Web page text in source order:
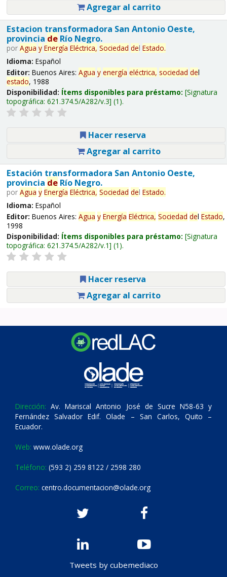
Agregar al carrito
Estacion transformadora San Antonio Oeste,
provincia deRío Negro.
por Agua y Energía Eléctrica, Sociedad del Estado.
Idioma: Español
Editor: Buenos Aires: Agua y energía eléctrica, sociedad del
estado, 1988
Disponibilidad: Ítems disponibles para préstamo: Signatura
topográfica: 621.374.5/A282/v.3 (1).
Hacer reserva
Agregar al carrito
Estación transformadora San Antonio Oeste,
provincia deRío Negro.
por Agua y Energía Eléctrica, Sociedad del Estado.
Idioma: Español
Editor: Buenos Aires: Agua y Energía Eléctrica, Sociedad del Estado,
1998
Disponibilidad: Ítems disponibles para préstamo: Signatura
topográfica: 621.374.5/A282/v.1 (1).
Hacer reserva
Agregar al carrito
Dirección: Av. Mariscal Antonio José de Sucre N58-63 y
Fernández Salvador Edif. Olade – San Carlos, Quito –
Ecuador.
Web: www.olade.org
Teléfono: (593 2) 259 8122 / 2598 280
Correo: centro.documentacion@olade.org
Tweets by cubemediaco